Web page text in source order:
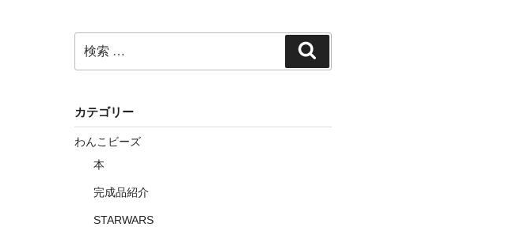
索:
索
カテゴリー
わんこビーズ
本
完成品紹介
STARWARS